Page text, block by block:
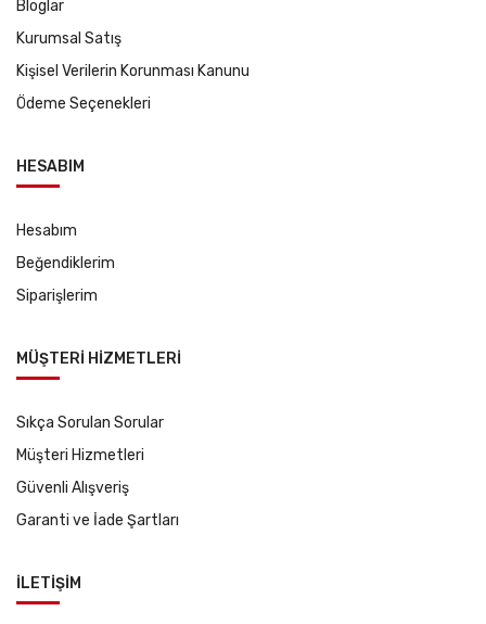
Bloglar
Kurumsal Satış
Kişisel Verilerin Korunması Kanunu
Ödeme Seçenekleri
HESABIM
Hesabım
Beğendiklerim
Siparişlerim
MÜŞTERİ HİZMETLERİ
Sıkça Sorulan Sorular
Müşteri Hizmetleri
Güvenli Alışveriş
Garanti ve İade Şartları
İLETİŞİM